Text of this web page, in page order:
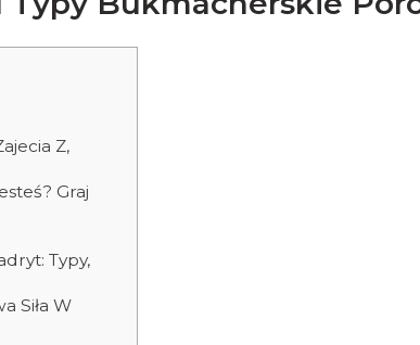
Z,
Graj
Typy,
Siła W